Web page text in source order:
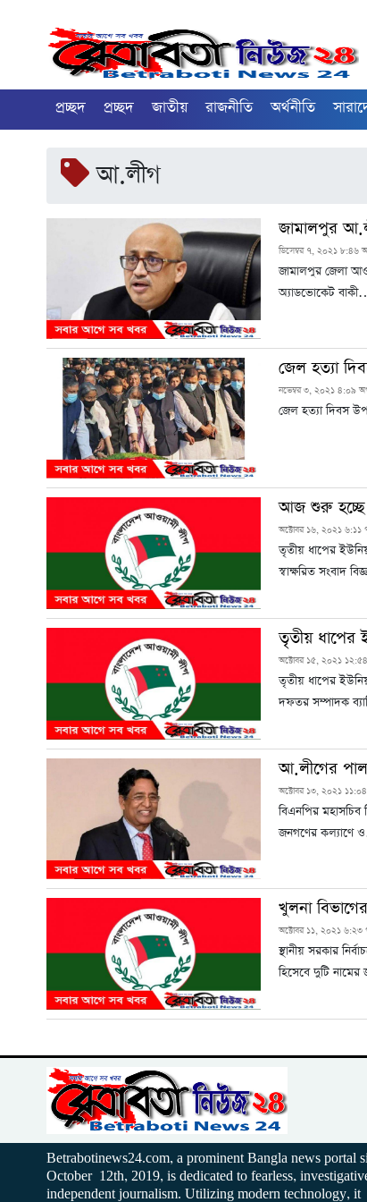
প্রচ্ছদ প্রচ্ছদ জাতীয় রাজনীতি অর্থনীতি
আ.লীগ
জামালপুর
ডিসেম্বর ৭, ২০২১ ৮:৪৬
জামালপুর জেলা
অ্যাডভোকেট
জেল হত্যা
নভেম্বর ৩, ২০২১ ৪:০৯
জেল হত্যা দিবস
আজ শুরু
অক্টোবর ১৬, ২০২১ ৬:১১
তৃতীয় ধাপের
স্বাক্ষরিত সংবাদ
তৃতীয় ধাপের
অক্টোবর ১৫, ২০২১ ১২:৫৪
তৃতীয় ধাপের
দফতর সম্পাদক
আ.লীগের
অক্টোবর ১৩, ২০২১ ১১:০৪
বিএনপির
জনগণের কল্যাণে
খুলনা
অক্টোবর ১১, ২০২১ ৬:২৩
স্থানীয় সরকার
হিসেবে দুটি
Betrabotinews24.com, a prominent Bangla news portal
October 12th, 2019, is dedicated to fearless,
independent journalism. Utilizing modern technology, it